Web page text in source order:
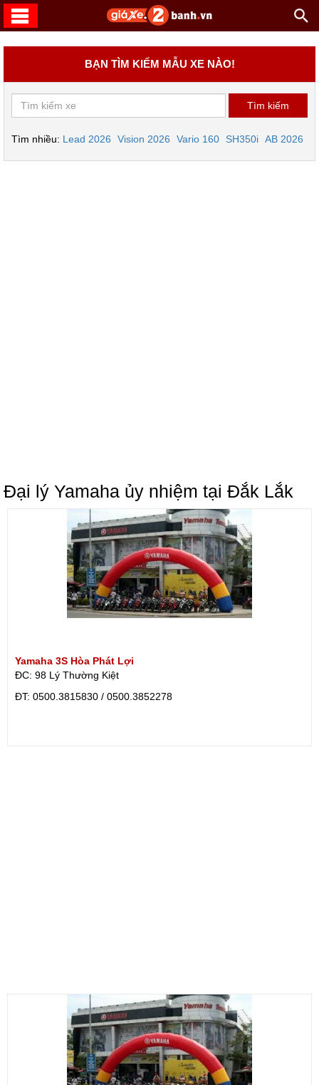
BẠN TÌM KIẾM MẪU XE NÀO!
Tìm nhiều: Lead 2026 Vision 2026 Vario 160 SH350i AB 2026
Đại lý Yamaha ủy nhiệm tại Đắk Lắk
Yamaha 3S Hòa Phát Lợi
ĐC: 98 Lý Thường Kiệt
ÐT: 0500.3815830 / 0500.3852278